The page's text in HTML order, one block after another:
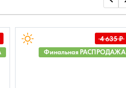
Финальная РАСПРОДАЖА
4 635₽